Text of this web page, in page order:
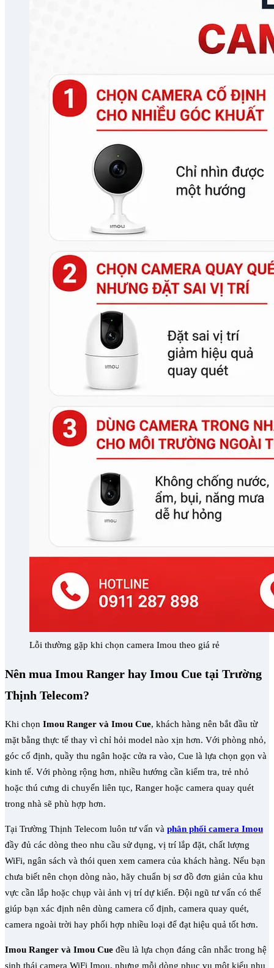
Lỗi thường gặp khi chọn camera Imou theo giá rẻ
Nên mua Imou Ranger hay Imou Cue tại Trường
Thịnh Telecom?
Khi chọn Imou Ranger và Imou Cue, khách hàng nên bắt đầu từ
mặt bằng thực tế thay vì chỉ hỏi model nào xịn hơn. Với phòng nhỏ,
góc cố định, quầy thu ngân hoặc cửa ra vào, Cue là lựa chọn gọn và
kinh tế. Với phòng rộng hơn, nhiều hướng cần kiểm tra, trẻ nhỏ
hoặc thú cưng di chuyển liên tục, Ranger hoặc camera quay quét
trong nhà sẽ phù hợp hơn.
Tại Trường Thịnh Telecom luôn tư vấn và phân phối camera Imou
đầy đủ các dòng theo nhu cầu sử dụng, vị trí lắp đặt, chất lượng
WiFi, ngân sách và thói quen xem camera của khách hàng. Nếu bạn
chưa biết nên chọn dòng nào, hãy chuẩn bị sơ đồ đơn giản của khu
vực cần lắp hoặc chụp vài ảnh vị trí dự kiến. Đội ngũ tư vấn có thể
giúp bạn xác định nên dùng camera cố định, camera quay quét,
camera ngoài trời hay phối hợp nhiều loại để đạt hiệu quả tốt hơn.
Imou Ranger và Imou Cue đều là lựa chọn đáng cân nhắc trong hệ
sinh thái camera WiFi Imou, nhưng mỗi dòng phục vụ một kiểu nhu